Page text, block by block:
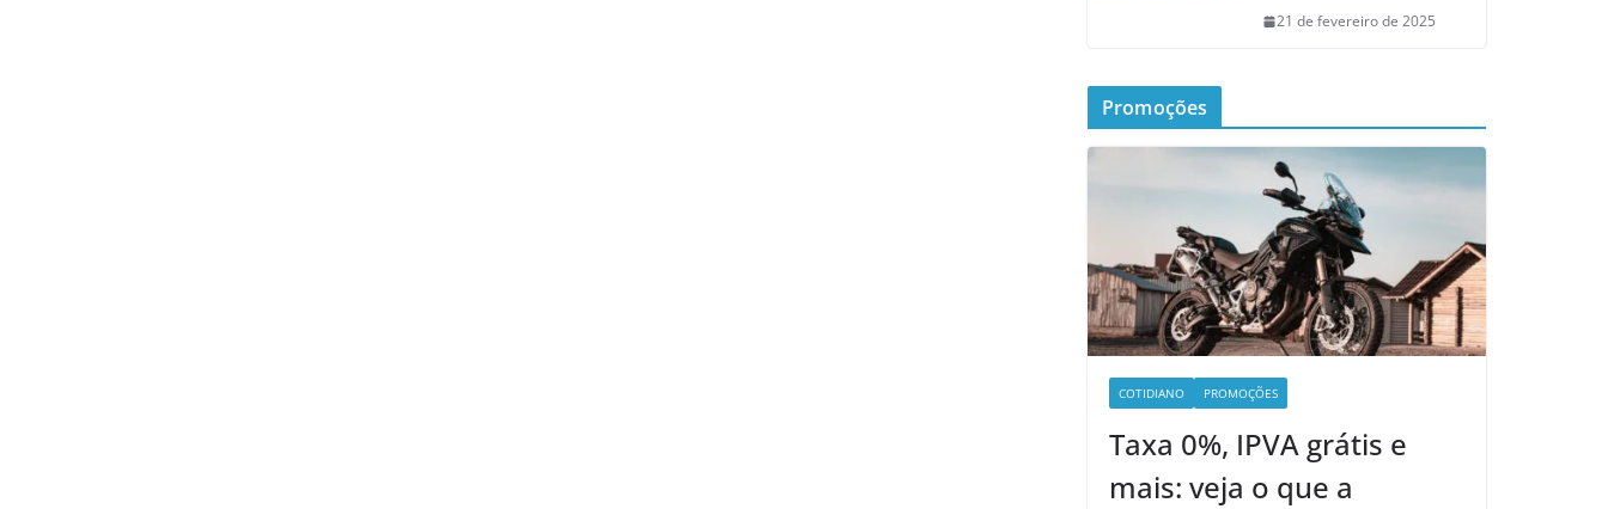
21 de fevereiro de 2025
Promoções
COTIDIANO PROMOÇÕES
Taxa 0%, IPVA grátis e
mais: veja o que a